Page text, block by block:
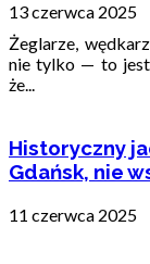
13 czerwca 2025
Żeglarze,
nie tylko — to jest
że...
Historyczny
Gdańsk, nie
11 czerwca 2025